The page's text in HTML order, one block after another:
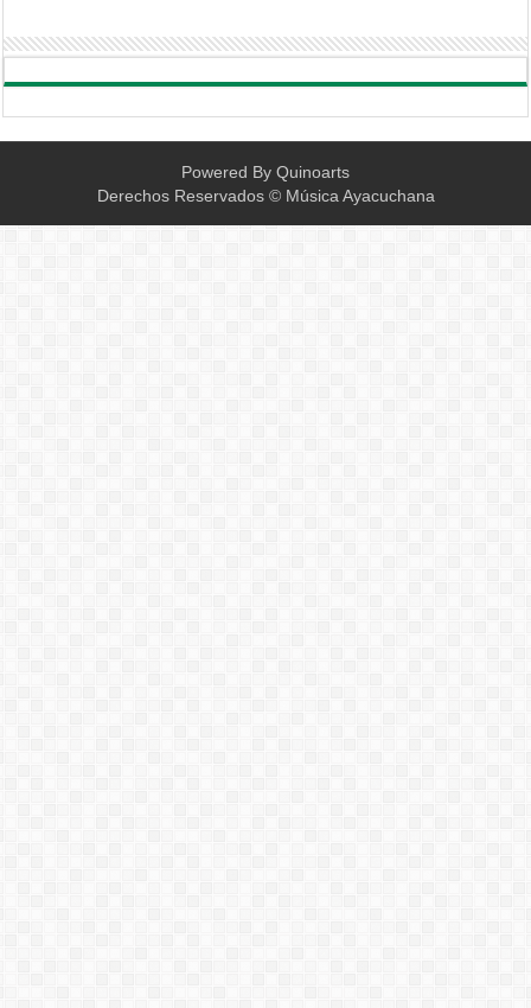
Powered By Quinoarts
Derechos Reservados © Música Ayacuchana